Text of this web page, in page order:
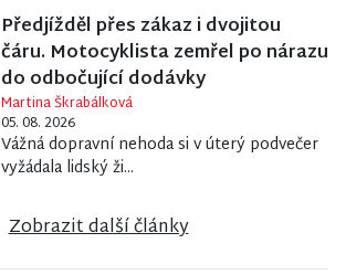
Předjížděl přes zákaz i dvojitou
čáru. Motocyklista zemřel po nárazu
do odbočující dodávky
Martina Škrabálková
05. 08. 2026
Vážná dopravní nehoda si v úterý podvečer
vyžádala lidský ži...
Zobrazit další články